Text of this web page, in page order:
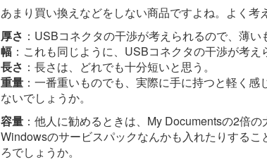
あまり買い換えなどをしない商品ですよね。よく考
厚さ ：USBコネクタの干渉が考えられるので、薄い
幅 ：これも同じように、USBコネクタの干渉が考え
長さ ：長さは、どれでも十分短いと思う。
重量 ：一番重いものでも、実際に手に持つと軽く
ないでしょうか。
容量 ：他人に勧めるときは、My Documentsの2倍
Windowsのサービスパックなんかも入れたりする
ろでしょうか。